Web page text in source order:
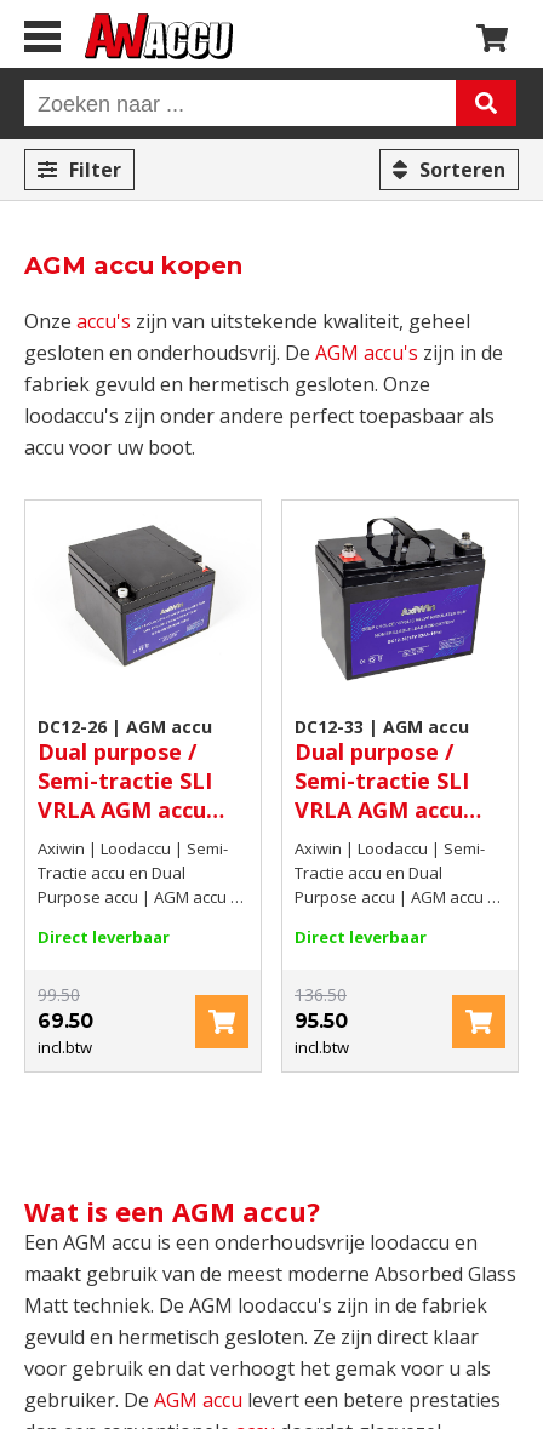
Filter Sorteren
AGM accu kopen
Onze accu's zijn van uitstekende kwaliteit, geheel
gesloten en onderhoudsvrij. De AGM accu's zijn in de
fabriek gevuld en hermetisch gesloten. Onze
loodaccu's zijn onder andere perfect toepasbaar als
accu voor uw boot.
DC12-26 | AGM accu
Dual purpose /
Semi-tractie SLI
VRLA AGM accu
12V 26Ah(C20)
Axiwin | Loodaccu | Semi-
Tractie accu en Dual
Purpose accu | AGM accu |
Direct leverbaar
99.50
69.50
incl.btw
DC12-33 | AGM accu
Dual purpose /
Semi-tractie SLI
VRLA AGM accu
12V 34,62Ah(C20)
Axiwin | Loodaccu | Semi-
Tractie accu en Dual
Purpose accu | AGM accu |
Direct leverbaar
136.50
95.50
incl.btw
Wat is een AGM accu?
Een AGM accu is een onderhoudsvrije loodaccu en
maakt gebruik van de meest moderne Absorbed Glass
Matt techniek. De AGM loodaccu's zijn in de fabriek
gevuld en hermetisch gesloten. Ze zijn direct klaar
voor gebruik en dat verhoogt het gemak voor u als
gebruiker. De AGM accu levert een betere prestaties